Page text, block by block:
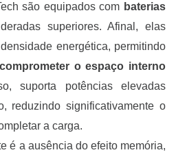
são equipados com baterias
superiores. Afinal, elas
energética, permitindo
o espaço interno
suporta potências elevadas
reduzindo significativamente o
a carga.
é a ausência do efeito memória,